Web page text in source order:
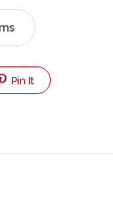
Pin It